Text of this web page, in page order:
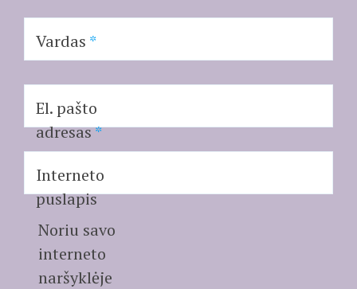
Vardas *
El. pašto
adresas*
Interneto
puslapis
Noriu savo
interneto
naršyklėje